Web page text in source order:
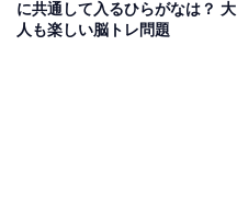
に共通して入るひらがなは？ 大
人も楽しい脳トレ問題